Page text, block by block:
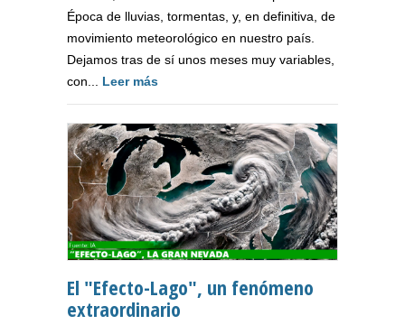
Época de lluvias, tormentas, y, en definitiva, de
movimiento meteorológico en nuestro país.
Dejamos tras de sí unos meses muy variables,
con... Leer más
El "Efecto-Lago", un fenómeno
extraordinario